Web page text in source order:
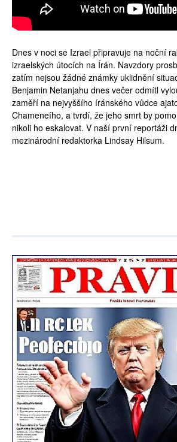
Dnes v noci se Izrael připravuje na noční
izraelských útocích na Írán. Navzdory
zatím nejsou žádné známky uklidnění
Benjamin Netanjahu dnes večer odmítl
zaměří na nejvyššího íránského vůdce
Chameneího, a tvrdí, že jeho smrt by
nikoli ho eskalovat. V naší první reportáži
mezinárodní redaktorka Lindsay Hilsum.